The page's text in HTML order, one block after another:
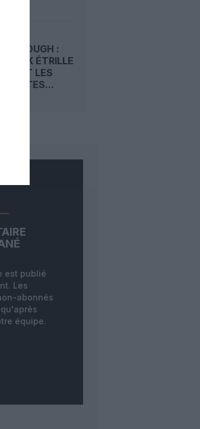
:
CLARK ÉTRILLE
ET LES
est publié
Les
abonnés
équipe.